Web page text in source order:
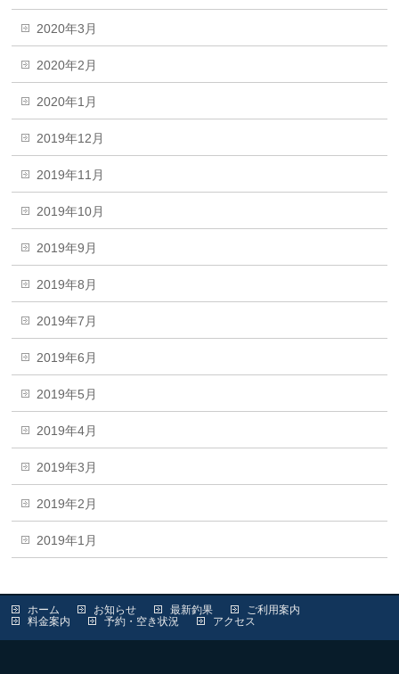
2020年3月
2020年2月
2020年1月
2019年12月
2019年11月
2019年10月
2019年9月
2019年8月
2019年7月
2019年6月
2019年5月
2019年4月
2019年3月
2019年2月
2019年1月
ホーム お知らせ 最新釣果
ご利用案内
料金案内
予約・空き状況 アクセス